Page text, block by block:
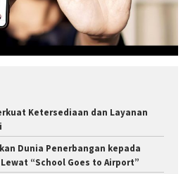
Ketersediaan dan Layanan
Dunia Penerbangan kepada
“School Goes to Airport”